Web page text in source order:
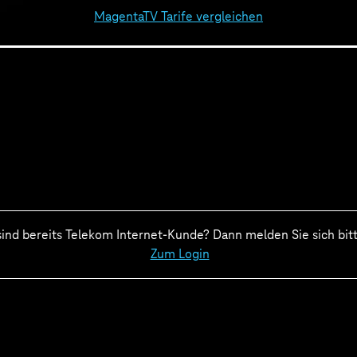
MagentaTV Tarife vergleichen
bereits Telekom Internet-Kunde? Dann melden Sie sich
Zum Login